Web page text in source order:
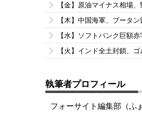
【金】原油マイナス相場
【木】中国海軍、ブータ
【水】ソフトバンク巨額
【火】インド全土封鎖、
執筆者プロフィール
フォーサイト編集部（ふ